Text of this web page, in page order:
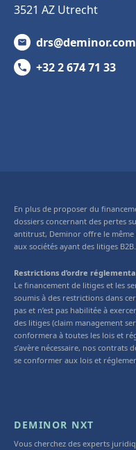
3521 AZ Utrecht
drs@deminor.com
+32 2 674 71 33
En plus de proposer du
dossiers concernant des pertes
antitrust, Deminor offre le même
aux sociétés ayant des litiges B2B.
Restrictions d’ordre
Le financement de litiges et les
soumis à des restrictions dans
pas et n’est pas habilitée à
des litiges (claim management
conformera à toutes les lois et
s’avère nécessaire, nos contrats
se conformer aux lois et
DEMINOR NXT
Vous cherchez des experts